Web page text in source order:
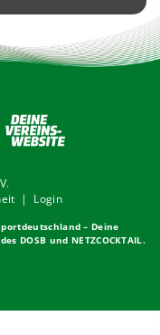
| Login
– Deine
DOSB und NETZCOCKTAIL.